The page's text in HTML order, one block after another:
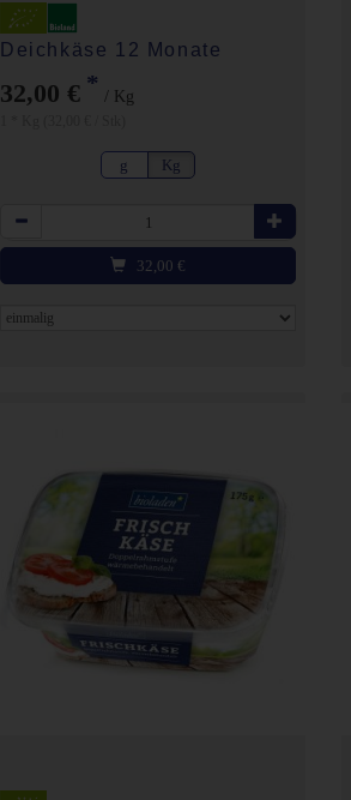
Deichkäse 12 Monate
32,00 € * / Kg
g Kg
Anzahl
32,00 €